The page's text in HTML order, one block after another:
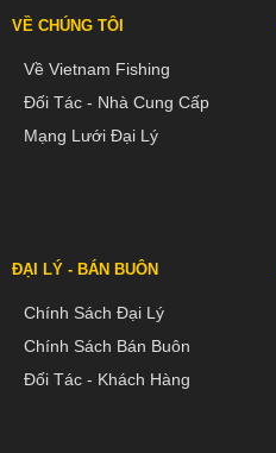
VỀ CHÚNG TÔI
Về Vietnam Fishing
Đối Tác - Nhà Cung Cấp
Mạng Lưới Đại Lý
ĐẠI LÝ - BÁN BUÔN
Chính Sách Đại Lý
Chính Sách Bán Buôn
Đối Tác - Khách Hàng